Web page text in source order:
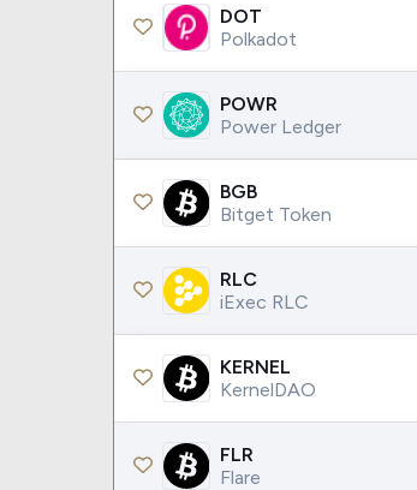
DOT
Polkadot
POWR
Power Ledger
BGB
Bitget Token
RLC
iExec RLC
KERNEL
KernelDAO
FLR
Flare